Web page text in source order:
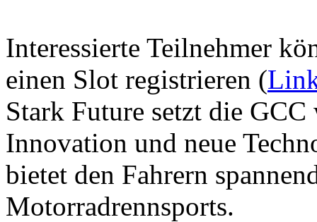
Interessierte Teilnehmer
einen Slot registrieren (
Stark Future setzt die
Innovation und neue
bietet den Fahrern
Motorradrennsports.